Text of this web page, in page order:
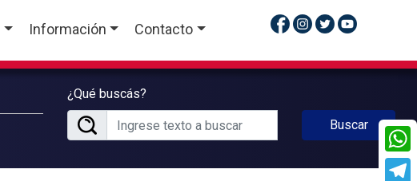
Información Contacto
¿Qué buscás?
Buscar